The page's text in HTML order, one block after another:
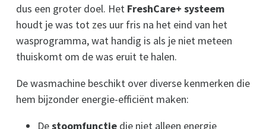
dus een groter doel. Het FreshCare+ systeem
houdt je was tot zes uur fris na het eind van het
wasprogramma, wat handig is als je niet meteen
thuiskomt om de was eruit te halen.
De wasmachine beschikt over diverse kenmerken die
hem bijzonder energie-efficiënt maken:
Destoomfunctie die niet alleen energie